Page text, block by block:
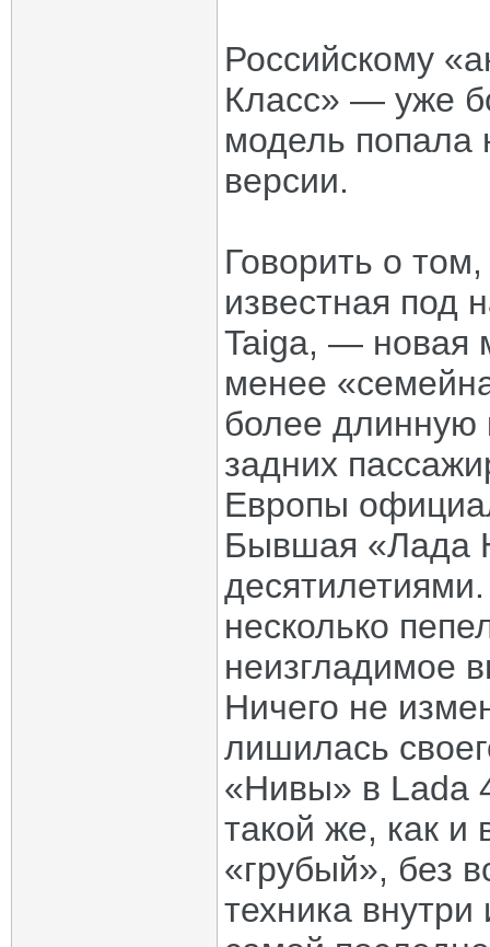
Российскому
Класс» — уже
модель попала
версии.
Говорить о
известная под
Taiga, — новая
менее
более длинную
задних
Европы
Бывшая «Лада
несколько
неизгладимое
Ничего не
лишилась
«Нивы» в Lada
такой же, как и
«грубый», без
техника